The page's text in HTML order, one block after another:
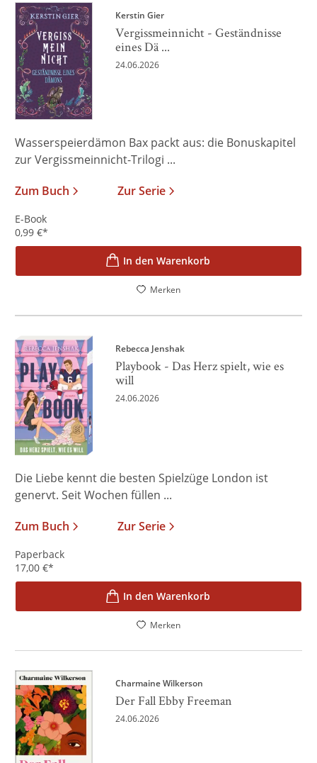
Kerstin Gier
Vergissmeinnicht - Geständnisse
eines Dä ...
24.06.2026
Wasserspeierdämon Bax packt aus: die Bonuskapitel
zur Vergissmeinnicht-Trilogi ...
Zum Buch
Zur Serie
E-Book
0,99 €*
In den Warenkorb
Merken
Rebecca Jenshak
Playbook - Das Herz spielt, wie es
will
24.06.2026
Die Liebe kennt die besten Spielzüge London ist
genervt. Seit Wochen füllen ...
Zum Buch
Zur Serie
Paperback
17,00 €*
In den Warenkorb
Merken
Charmaine Wilkerson
Der Fall Ebby Freeman
24.06.2026